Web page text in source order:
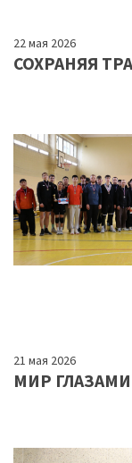
22 мая 2026
СОХРАНЯЯ
21 мая 2026
МИР